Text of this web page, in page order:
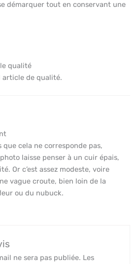
démarquer tout en conservant une
qualité
article de qualité.
que cela ne corresponde pas,
laisse penser à un cuir épais,
Or c’est assez modeste, voire
vague croute, bien loin de la
ou du nubuck.
ne sera pas publiée. Les